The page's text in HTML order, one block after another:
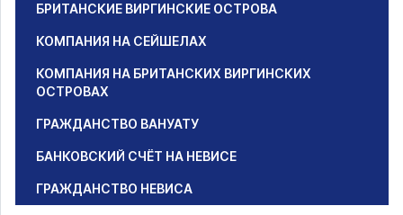
БРИТАНСКИЕ ВИРГИНСКИЕ ОСТРОВА
КОМПАНИЯ НА СЕЙШЕЛАХ
КОМПАНИЯ НА БРИТАНСКИХ ВИРГИНСКИХ
ОСТРОВАХ
ГРАЖДАНСТВО ВАНУАТУ
БАНКОВСКИЙ СЧЁТ НА НЕВИСЕ
ГРАЖДАНСТВО НЕВИСА